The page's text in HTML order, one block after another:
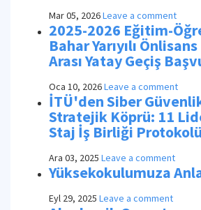
Mar 05, 2026Leave a comment
2025-2026 Eğitim-
Bahar Yarıyılı
Arası Yatay Geçiş
Oca 10, 2026Leave a comment
İTÜ'den Siber
Stratejik Köprü: 11
Staj İş Birliği
Ara 03, 2025 Leave a comment
Yüksekokulumuza
Eyl 29, 2025 Leave a comment